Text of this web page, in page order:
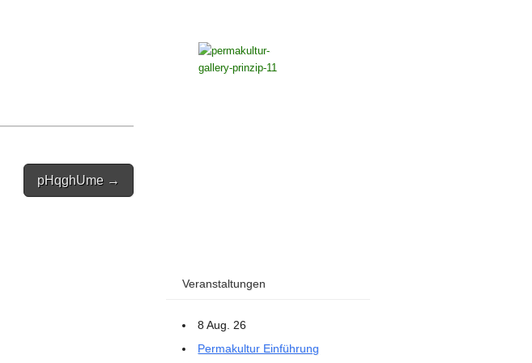
pHqghUme →
Veranstaltungen
8 Aug. 26
Permakultur Einführung